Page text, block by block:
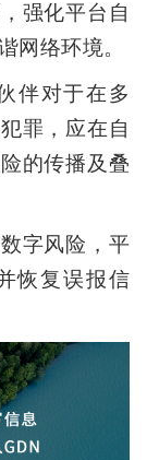
强化平台自
网络环境。
伴对于在多
罪，应在自
的传播及叠
字风险，平
恢复误报信